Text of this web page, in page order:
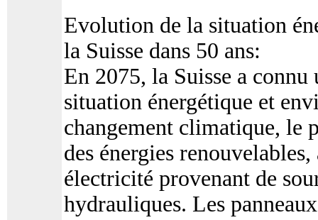
Evolution de la situation
la Suisse dans 50 ans:
En 2075, la Suisse a
situation énergétique et
changement climatique, le
des énergies
électricité provenant de
hydrauliques. Les